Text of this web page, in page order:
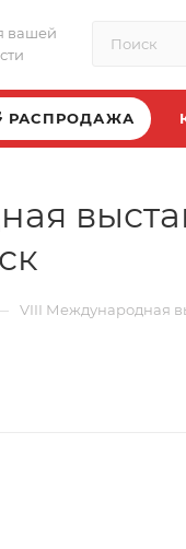
вашей
РАСПРОДАЖА
VIII Международная